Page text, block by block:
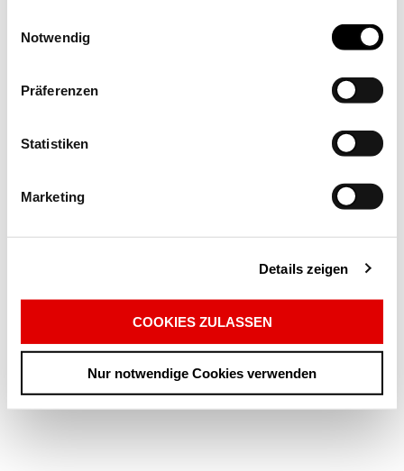
Cookies, wenn Sie unsere Webseite weiterhin nutzen.
Notwendig
Präferenzen
Statistiken
Marketing
Details zeigen
COOKIES ZULASSEN
Nur notwendige Cookies verwenden